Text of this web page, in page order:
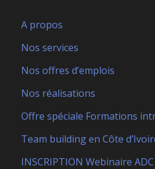
A propos
Nos services
Nos offres d’emplois
Nos réalisations
Offre spéciale Formations
Team building en Côte
INSCRIPTION Webinaire ADC